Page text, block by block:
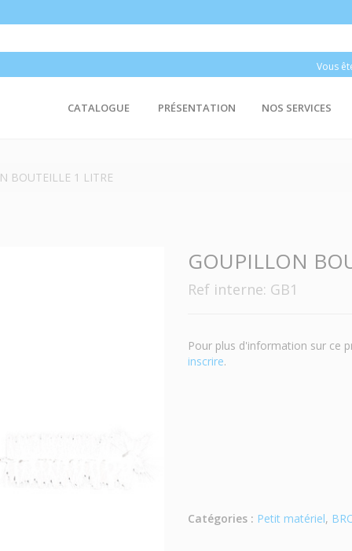
Vous
CATALOGUE PRÉSENTATION NOS SERVICES
BOUTEILLE 1 LITRE
GOUPILLON
Ref interne: GB1
Pour plus d'information sur ce
inscrire.
Catégories : Petit matériel,